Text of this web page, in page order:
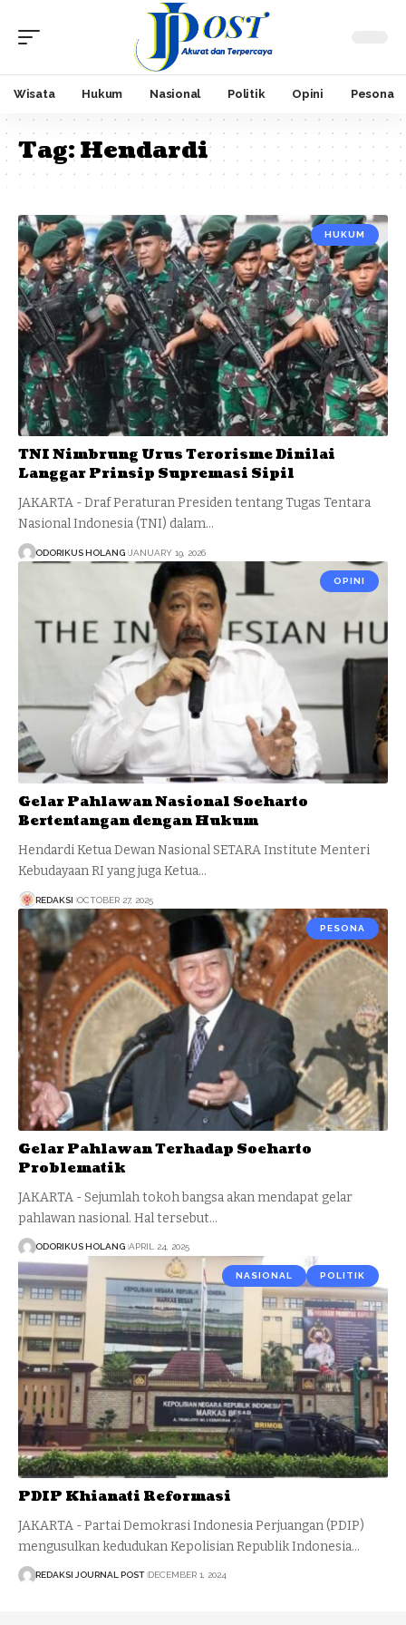
Wisata Hukum Nasional Politik Opini Pesona
Tag:Hendardi
HUKUM
TNI Nimbrung Urus Terorisme Dinilai
Langgar Prinsip Supremasi Sipil
JAKARTA - Draf Peraturan Presiden tentang Tugas Tentara
Nasional Indonesia (TNI) dalam…
ODORIKUS HOLANG JANUARY 19, 2026
OPINI
Gelar Pahlawan Nasional Soeharto
Bertentangan dengan Hukum
Hendardi Ketua Dewan Nasional SETARA Institute Menteri
Kebudayaan RI yang juga Ketua…
REDAKSI OCTOBER 27, 2025
PESONA
Gelar Pahlawan Terhadap Soeharto
Problematik
JAKARTA - Sejumlah tokoh bangsa akan mendapat gelar
pahlawan nasional. Hal tersebut…
ODORIKUS HOLANG APRIL 24, 2025
NASIONAL POLITIK
PDIP Khianati Reformasi
JAKARTA - Partai Demokrasi Indonesia Perjuangan (PDIP)
mengusulkan kedudukan Kepolisian Republik Indonesia…
REDAKSI JOURNAL POST DECEMBER 1, 2024